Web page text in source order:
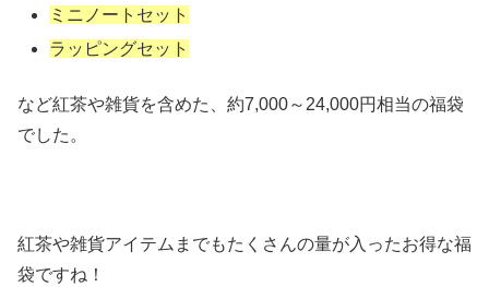
ミニノートセット
ラッピングセット
など紅茶や雑貨を含めた、約7,000～24,000円相当の福袋
でした。
紅茶や雑貨アイテムまでもたくさんの量が入ったお得な福
袋ですね！